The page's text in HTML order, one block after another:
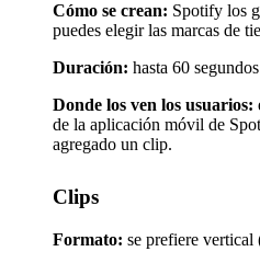
Cómo se crean: Spotify los
puedes elegir las marcas de
Duración: hasta 60 segundos
Donde los ven los usuarios:
de la aplicación móvil de
agregado un clip.
Clips
Formato: se prefiere vertical